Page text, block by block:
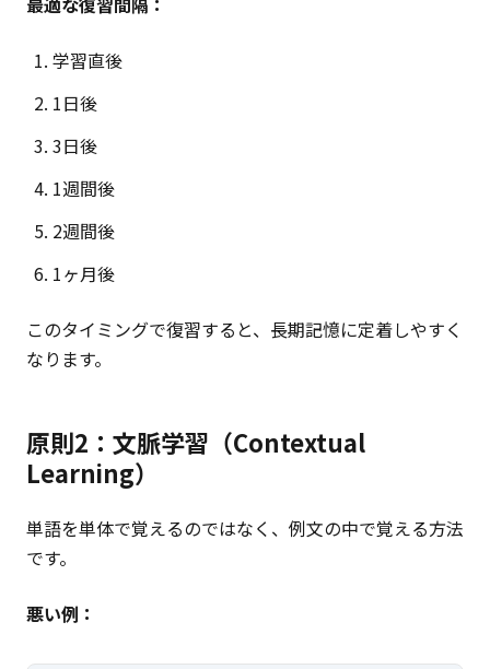
学習直後
1日後
3日後
1週間後
2週間後
1ヶ月後
このタイミングで復習すると、長期記憶に定着しやすく
なります。
原則2：文脈学習（Contextual
Learning）
単語を単体で覚えるのではなく、例文の中で覚える方法
です。
悪い例：